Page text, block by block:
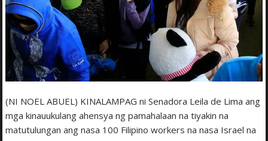
(NI NOEL ABUEL) KINALAMPAG ni Senadora Leila de Lima ang
mga kinauukulang ahensya ng pamahalaan na tiyakin na
matutulungan ang nasa 100 Filipino workers na nasa Israel na